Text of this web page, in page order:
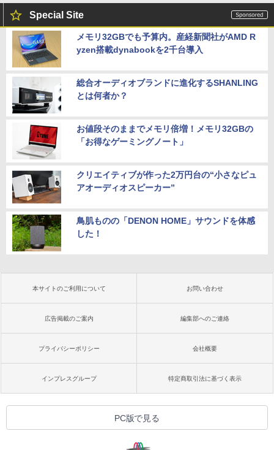
Special Site
メモリ32GBでも予算内。産経新聞社がAMD R
yzen搭載dynabookを2千台導入
総合オーディオブランドに進化するSHANLING
とは何者か？
お値段そのままでメモリ倍増！メモリ32GBの
「お得なゲーミングノート」
クリエイティブが作った2万円台の“小さなピュ
アオーディオスピーカー”
鳥肌ものの「DENON HOME」サウンドを体感
した！
本サイトのご利用について お問い合わせ
広告掲載のご案内 編集部へのご連絡
プライバシーポリシー 会社概要
インプレスグループ 特定商取引法に基づく表示
PC版で見る